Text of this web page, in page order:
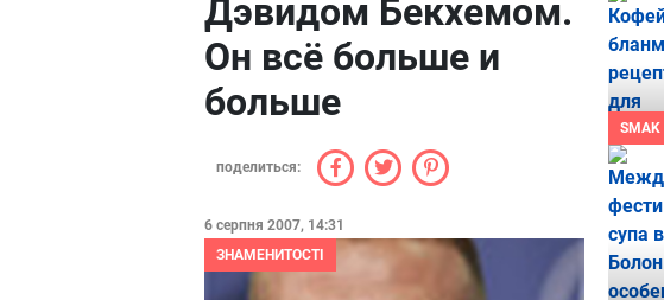
Дэвидом Бекхемом.
Он всё больше и
больше
поделиться:
6 серпня 2007, 14:31
ЗНАМЕНИТОСТІ
SMAK